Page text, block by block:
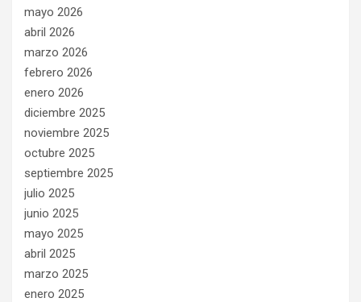
mayo 2026
abril 2026
marzo 2026
febrero 2026
enero 2026
diciembre 2025
noviembre 2025
octubre 2025
septiembre 2025
julio 2025
junio 2025
mayo 2025
abril 2025
marzo 2025
enero 2025